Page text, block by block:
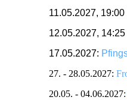
11.05.2027, 19:00
12.05.2027, 14:25
17.05.2027:
27. - 28.05.2027:
20.05. - 04.06.2027: